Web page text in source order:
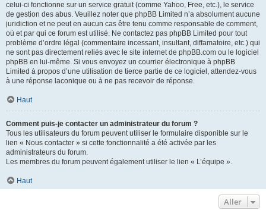
celui-ci fonctionne sur un service gratuit (comme Yahoo, Free, etc.), le service
de gestion des abus. Veuillez noter que phpBB Limited n’a absolument aucune
juridiction et ne peut en aucun cas être tenu comme responsable de comment,
où et par qui ce forum est utilisé. Ne contactez pas phpBB Limited pour tout
problème d’ordre légal (commentaire incessant, insultant, diffamatoire, etc.) qui
ne sont pas directement reliés avec le site internet de phpBB.com ou le logiciel
phpBB en lui-même. Si vous envoyez un courrier électronique à phpBB
Limited à propos d’une utilisation de tierce partie de ce logiciel, attendez-vous
à une réponse laconique ou à ne pas recevoir de réponse.
Haut
Comment puis-je contacter un administrateur du forum ?
Tous les utilisateurs du forum peuvent utiliser le formulaire disponible sur le
lien « Nous contacter » si cette fonctionnalité a été activée par les
administrateurs du forum.
Les membres du forum peuvent également utiliser le lien « L’équipe ».
Haut
Aller